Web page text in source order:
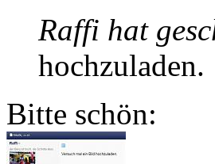
Raffi hat
hochzuladen.
Bitte schön: